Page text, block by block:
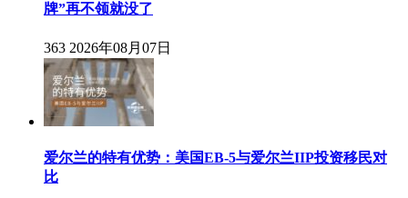
牌”再不领就没了
363 2026年08月07日
爱尔兰的特有优势：美国EB-5与爱尔兰IIP投资移民对
比